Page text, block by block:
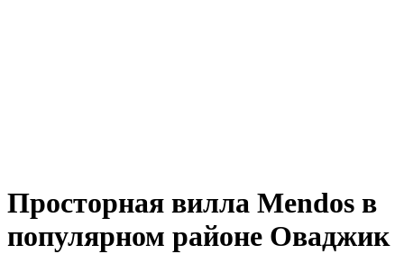
Просторная вилла Mendos в
популярном районе Оваджик